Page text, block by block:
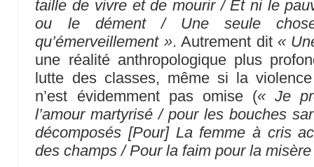
taille de vivre et de mourir / Et ni le
ou le dément / Une seule
qu’émerveillement ». Autrement dit «
une réalité anthropologique plus
lutte des classes, même si la
n’est évidemment pas omise (« Je
l’amour martyrisé / pour les bouches
décomposés [Pour] La femme à cris
des champs / Pour la faim pour la